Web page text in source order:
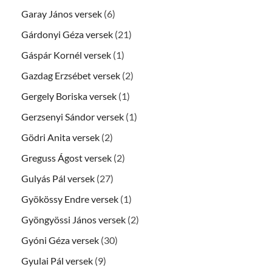
Garay János versek (6)
Gárdonyi Géza versek (21)
Gáspár Kornél versek (1)
Gazdag Erzsébet versek (2)
Gergely Boriska versek (1)
Gerzsenyi Sándor versek (1)
Gödri Anita versek (2)
Greguss Ágost versek (2)
Gulyás Pál versek (27)
Gyökössy Endre versek (1)
Gyöngyössi János versek (2)
Gyóni Géza versek (30)
Gyulai Pál versek (9)